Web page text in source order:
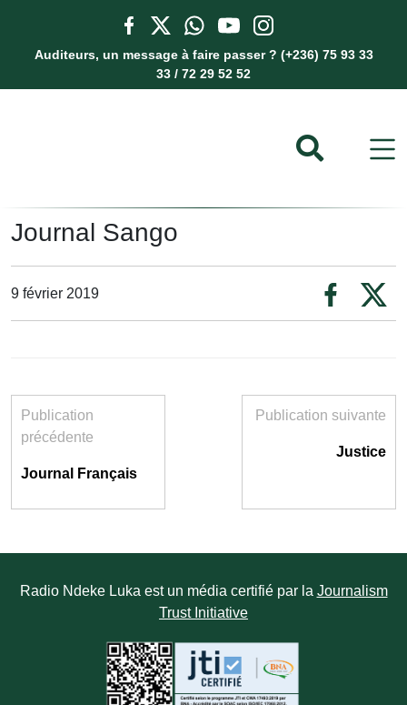
Auditeurs, un message à faire passer ? (+236) 75 93 33
33 / 72 29 52 52
Journal Sango
9 février 2019
Publication
précédente
Journal Français
Publication suivante
Justice
Radio Ndeke Luka est un média certifié par la Journalism
Trust Initiative